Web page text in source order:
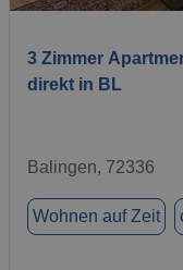
3 Zimmer
direkt in BL
Balingen, 72336
Wohnen auf Zeit